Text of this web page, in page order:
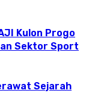
Kulon Progo
Sektor Sport
Sejarah